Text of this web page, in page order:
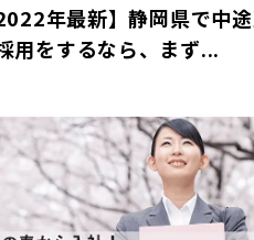
2022年最新】静岡県で中
用をするなら、まず...